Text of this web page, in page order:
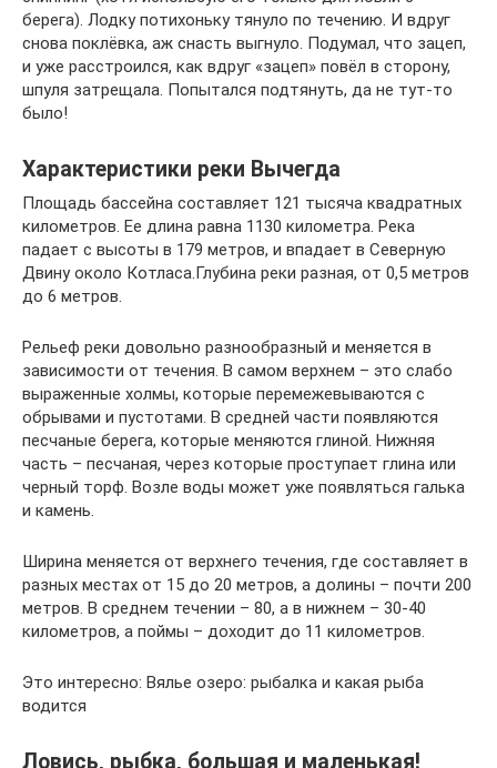
берега). Лодку потихоньку тянуло по течению. И вдруг
снова поклёвка, аж снасть выгнуло. Подумал, что зацеп,
и уже расстроился, как вдруг «зацеп» повёл в сторону,
шпуля затрещала. Попытался подтянуть, да не тут-то
было!
Характеристики реки Вычегда
Площадь бассейна составляет 121 тысяча квадратных
километров. Ее длина равна 1130 километра. Река
падает с высоты в 179 метров, и впадает в Северную
Двину около Котласа.Глубина реки разная, от 0,5 метров
до 6 метров.
Рельеф реки довольно разнообразный и меняется в
зависимости от течения. В самом верхнем – это слабо
выраженные холмы, которые перемежевываются с
обрывами и пустотами. В средней части появляются
песчаные берега, которые меняются глиной. Нижняя
часть – песчаная, через которые проступает глина или
черный торф. Возле воды может уже появляться галька
и камень.
Ширина меняется от верхнего течения, где составляет в
разных местах от 15 до 20 метров, а долины – почти 200
метров. В среднем течении – 80, а в нижнем – 30-40
километров, а поймы – доходит до 11 километров.
Это интересно: Вялье озеро: рыбалка и какая рыба
водится
Ловись, рыбка, большая и маленькая!